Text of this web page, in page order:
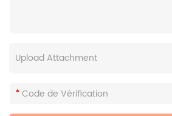
Upload Attachment